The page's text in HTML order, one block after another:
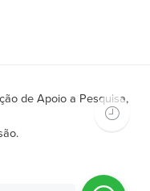
de Apoio a Pesquisa,